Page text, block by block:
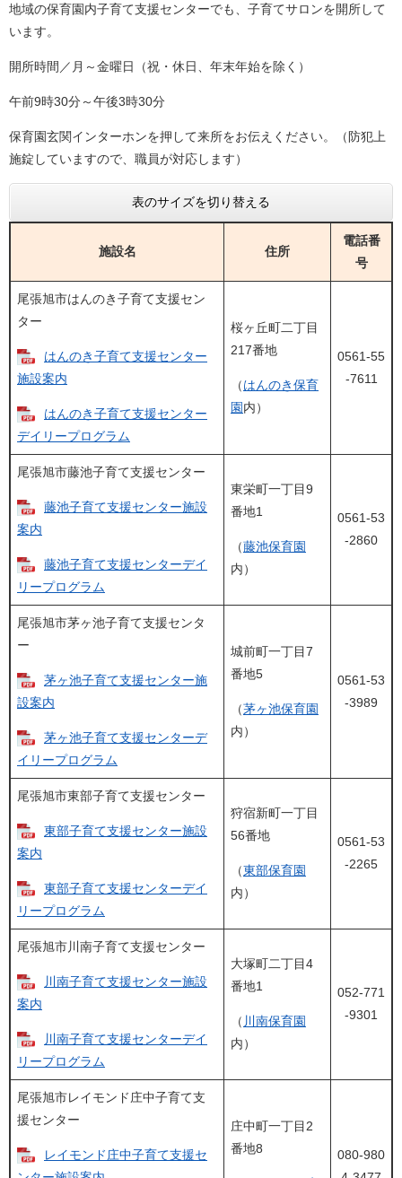
地域の保育園内子育て支援センターでも、子育てサロンを開所して
います。
開所時間／月～金曜日（祝・休日、年末年始を除く）
午前9時30分～午後3時30分
保育園玄関インターホンを押して来所をお伝えください。（防犯上
施錠していますので、職員が対応します）
表のサイズを切り替える
施設名 住所
電話番
号
尾張旭市はんのき子育て支援セン
ター
はんのき子育て支援センター
施設案内
はんのき子育て支援センター
デイリープログラム
桜ヶ丘町二丁目
217番地
（はんのき保育
園内）
0561-55
-7611
尾張旭市藤池子育て支援センター
藤池子育て支援センター施設
案内
藤池子育て支援センターデイ
リープログラム
東栄町一丁目9
番地1
（藤池保育園
内）
0561-53
-2860
尾張旭市茅ヶ池子育て支援センタ
ー
茅ヶ池子育て支援センター施
設案内
茅ヶ池子育て支援センターデ
イリープログラム
城前町一丁目7
番地5
（茅ヶ池保育園
内）
0561-53
-3989
尾張旭市東部子育て支援センター
東部子育て支援センター施設
案内
東部子育て支援センターデイ
リープログラム
狩宿新町一丁目
56番地
（東部保育園
内）
0561-53
-2265
尾張旭市川南子育て支援センター
川南子育て支援センター施設
案内
川南子育て支援センターデイ
リープログラム
大塚町二丁目4
番地1
（ 川南保育園
内）
052-771
-9301
尾張旭市レイモンド庄中子育て支
援センター
レイモンド庄中子育て支援セ
庄中町一丁目2
番地8
080-980